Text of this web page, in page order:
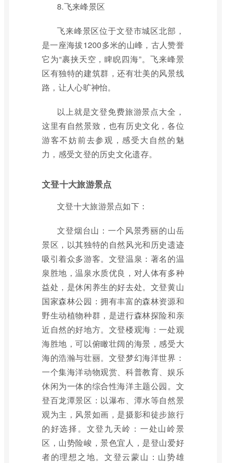
8.飞来峰景区
飞来峰景区位于文登市城区北部，
是一座海拔1200多米的山峰，古人赞誉
它为“裹挟天空，睥睨四海”。飞来峰景
区有独特的建筑群，还有壮美的风景线
路，让人心旷神怡。
以上就是文登免费旅游景点大全，
这里有自然景致，也有历史文化，各位
游客不妨前去参观，感受大自然的魅
力，感受文登的历史文化遗存。
文登十大旅游景点
文登十大旅游景点如下：
文登烟台山：一个风景秀丽的山岳
景区，以其独特的自然风光和历史遗迹
吸引着众多游客。文登温泉：著名的温
泉胜地，温泉水质优良，对人体有多种
益处，是休闲养生的好去处。文登黄山
国家森林公园：拥有丰富的森林资源和
野生动植物种群，是进行森林探险和亲
近自然的好地方。文登楼观海：一处观
海胜地，可以俯瞰壮阔的海景，感受大
海的浩瀚与壮丽。文登梦幻海洋世界：
一个集海洋动物观赏、科普教育、娱乐
休闲为一体的综合性海洋主题公园。文
登百龙潭景区：以瀑布、潭水等自然景
观为主，风景如画，是摄影和徒步旅行
的好选择。文登九天岭：一处山岭景
区，山势险峻，景色宜人，是登山爱好
者的理想之地。文登云蒙山：山势雄